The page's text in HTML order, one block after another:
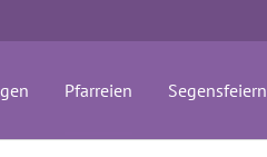
Pfarreien Segensfeiern